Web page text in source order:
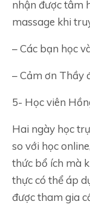
nhận được tâm
massage khi
– Các bạn học
– Cảm ơn Thầy
5- Học viên
Hai ngày học
so với học
thức bổ ích mà
thực có thể áp
được tham gia